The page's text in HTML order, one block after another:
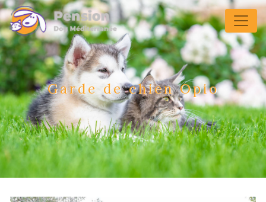
Panneau de gestion des cookies
Garde de chien Opio